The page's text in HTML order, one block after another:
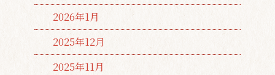
2026年1月
2025年12月
2025年11月